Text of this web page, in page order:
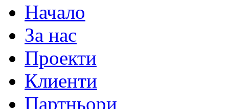
Начало
За нас
Проекти
Клиенти
Партньори